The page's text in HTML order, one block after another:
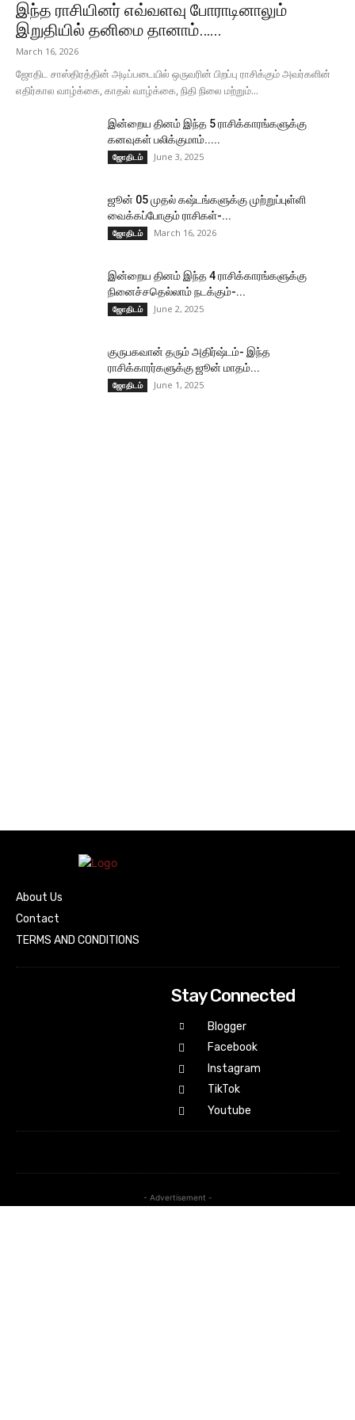
இந்த ராசியினர் எவ்வளவு போராடினாலும்
இறுதியில் தனிமை தானாம்…...
March 16, 2026
ஜோதிட சாஸ்திரத்தின் அடிப்படையில் ஒருவரின் பிறப்பு ராசிக்கும் அவர்களின்
எதிர்கால வாழ்க்கை, காதல் வாழ்க்கை, நிதி நிலை மற்றும்...
இன்றைய தினம் இந்த 5 ராசிக்காரங்களுக்கு
கனவுகள் பலிக்குமாம்.....
ஜோதிடம் June 3, 2025
ஜூன் 05 முதல் கஷ்டங்களுக்கு முற்றுப்புள்ளி
வைக்கப்போகும் ராசிகள்-...
ஜோதிடம் March 16, 2026
இன்றைய தினம் இந்த 4 ராசிக்காரங்களுக்கு
நினைச்சதெல்லாம் நடக்கும்-...
ஜோதிடம் June 2, 2025
குருபகவான் தரும் அதிர்ஷ்டம்- இந்த
ராசிக்காரர்களுக்கு ஜூன் மாதம்...
ஜோதிடம் June 1, 2025
About Us
Contact
TERMS AND CONDITIONS
Stay Connected
Blogger
Facebook
Instagram
TikTok
Youtube
- Advertisement -